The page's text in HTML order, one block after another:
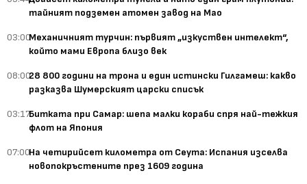
тайният подземен атомен завод на Мао
03:00Механичният турчин: първият „изкуствен интелект“,
който мами Европа близо век
08:0028 800 години на трона и един истински Гилгамеш: какво
разказва Шумерският царски списък
03:17Битката при Самар: шепа малки кораби спря най-тежкия
флот на Япония
07:00На четирийсет километра от Сеута: Испания изселва
новопокръстените през 1609 година